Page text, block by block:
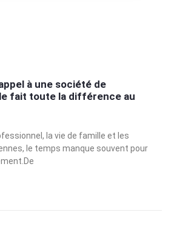
à une société de
fait toute la différence au
la vie de famille et les
le temps manque souvent pour